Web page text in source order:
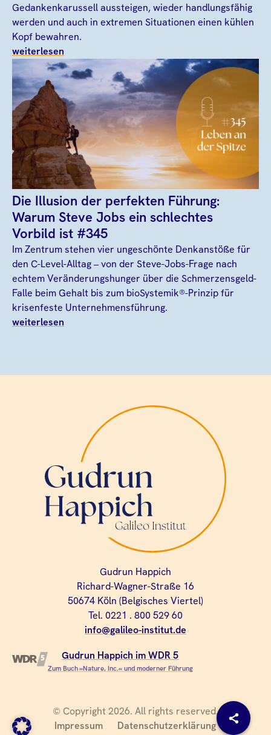
Gedankenkarussell aussteigen, wieder handlungsfähig
werden und auch in extremen Situationen einen kühlen
Kopf bewahren.
weiterlesen
Die Illusion der perfekten Führung:
Warum Steve Jobs ein schlechtes
Vorbild ist #345
Im Zentrum stehen vier ungeschönte Denkanstöße für
den C-Level-Alltag – von der Steve-Jobs-Frage nach
echtem Veränderungshunger über die Schmerzensgeld-
Falle beim Gehalt bis zum bioSystemik®-Prinzip für
krisenfeste Unternehmensführung.
weiterlesen
Gudrun Happich
Richard-Wagner-Straße 16
50674 Köln (Belgisches Viertel)
Tel. 0221 . 800 529 60
info@galileo-institut.de
Gudrun Happich im WDR 5
Zum Buch »Nature, Inc.« und moderner Führung
© Copyright 2026. All rights reserved.
Impressum
Datenschutzerklärung